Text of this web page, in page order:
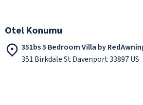
Otel Konumu
351bs 5 Bedroom Villa by
351 Birkdale St Davenport 33897 US